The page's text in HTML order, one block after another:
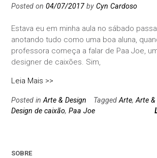
Posted on 04/07/2017 by Cyn Cardoso
Estava eu em minha aula no sábado
anotando tudo como uma boa aluna,
professora começa a falar de Paa Joe,
designer de caixões. Sim,
Leia Mais >>
Posted inArte & Design TaggedArte,Arte &
Design de caixão, Paa Joe
SOBRE